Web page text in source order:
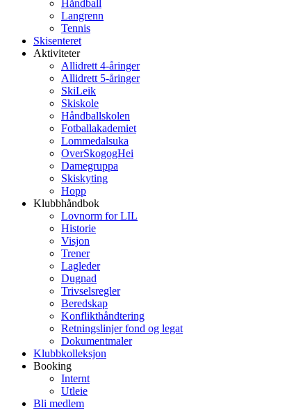
Håndball
Langrenn
Tennis
Skisenteret
Aktiviteter
Allidrett 4-åringer
Allidrett 5-åringer
SkiLeik
Skiskole
Håndballskolen
Fotballakademiet
Lommedalsuka
OverSkogogHei
Damegruppa
Skiskyting
Hopp
Klubbhåndbok
Lovnorm for LIL
Historie
Visjon
Trener
Lagleder
Dugnad
Trivselsregler
Beredskap
Konflikthåndtering
Retningslinjer fond og legat
Dokumentmaler
Klubbkolleksjon
Booking
Internt
Utleie
Bli medlem